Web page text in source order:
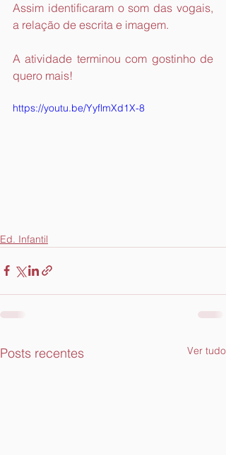
Assim identificaram o som das vogais,
a relação de escrita e imagem.
A atividade terminou com gostinho de
quero mais!
https://youtu.be/YyflmXd1X-8
Ed. Infantil
Posts recentes Ver tudo